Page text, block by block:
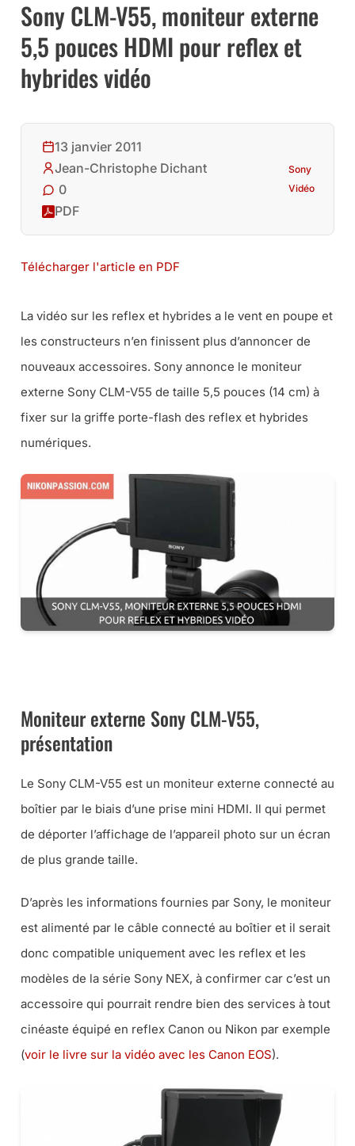
Sony CLM-V55, moniteur externe
5,5 pouces HDMI pour reflex et
hybrides vidéo
13 janvier 2011
Jean-Christophe Dichant
0
PDF
Sony
Vidéo
Télécharger l'article en PDF
La vidéo sur les reflex et hybrides a le vent en poupe et
les constructeurs n’en finissent plus d’annoncer de
nouveaux accessoires. Sony annonce le moniteur
externe Sony CLM-V55 de taille 5,5 pouces (14 cm) à
fixer sur la griffe porte-flash des reflex et hybrides
numériques.
Moniteur externe Sony CLM-V55,
présentation
Le Sony CLM-V55 est un moniteur externe connecté au
boîtier par le biais d’une prise mini HDMI. Il qui permet
de déporter l’affichage de l’appareil photo sur un écran
de plus grande taille.
D’après les informations fournies par Sony, le moniteur
est alimenté par le câble connecté au boîtier et il serait
donc compatible uniquement avec les reflex et les
modèles de la série Sony NEX, à confirmer car c’est un
accessoire qui pourrait rendre bien des services à tout
cinéaste équipé en reflex Canon ou Nikon par exemple
(voir le livre sur la vidéo avec les Canon EOS).